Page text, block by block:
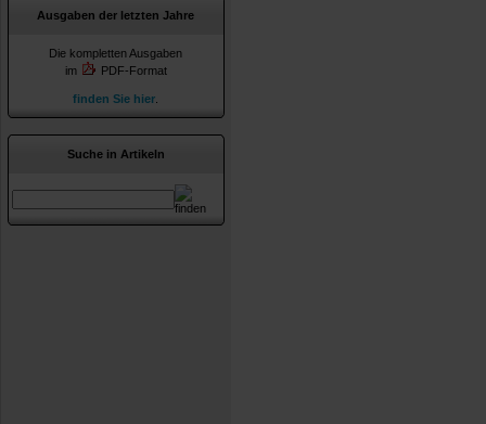
Ausgaben der letzten Jahre
Die kompletten Ausgaben
im
PDF-Format
finden Sie hier
Suche in Artikeln